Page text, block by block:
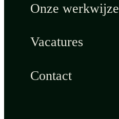
Onze werkwijze
Vacatures
Contact